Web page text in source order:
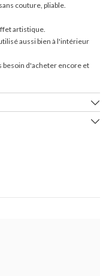
couture, pliable.
artistique.
aussi bien à l'intérieur
besoin d'acheter encore et